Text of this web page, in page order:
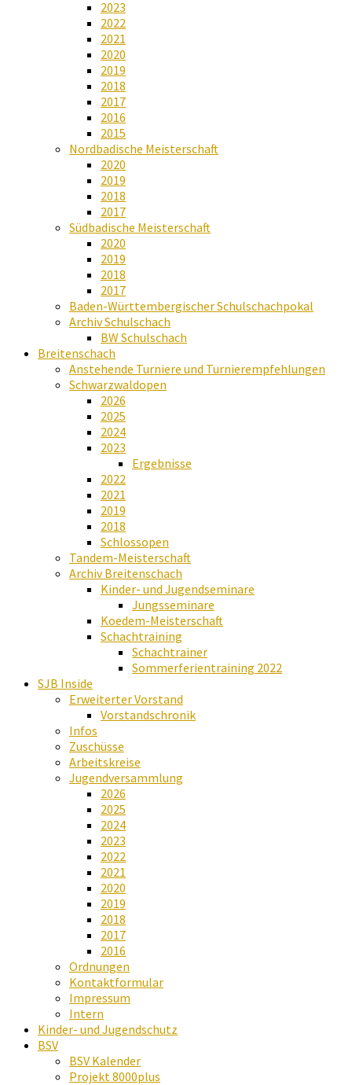
2023
2022
2021
2020
2019
2018
2017
2016
2015
Nordbadische Meisterschaft
2020
2019
2018
2017
Südbadische Meisterschaft
2020
2019
2018
2017
Baden-Württembergischer Schulschachpokal
Archiv Schulschach
BW Schulschach
Breitenschach
Anstehende Turniere und Turnierempfehlungen
Schwarzwaldopen
2026
2025
2024
2023
Ergebnisse
2022
2021
2019
2018
Schlossopen
Tandem-Meisterschaft
Archiv Breitenschach
Kinder- und Jugendseminare
Jungsseminare
Koedem-Meisterschaft
Schachtraining
Schachtrainer
Sommerferientraining 2022
SJB Inside
Erweiterter Vorstand
Vorstandschronik
Infos
Zuschüsse
Arbeitskreise
Jugendversammlung
2026
2025
2024
2023
2022
2021
2020
2019
2018
2017
2016
Ordnungen
Kontaktformular
Impressum
Intern
Kinder- und Jugendschutz
BSV
BSV Kalender
Projekt 8000plus